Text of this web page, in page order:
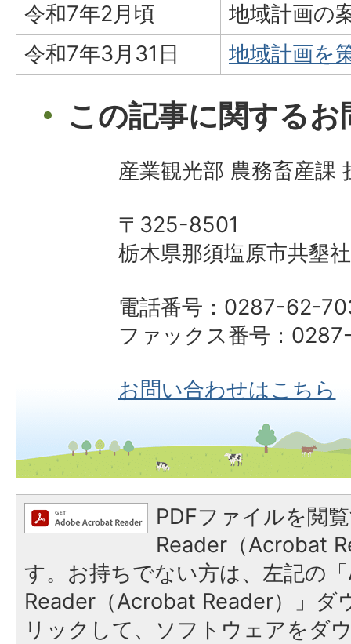
令和7年2月頃
地域計画の
令和7年3月31日
地域計画を
この記事に関する
産業観光部 農務畜産課
〒325-8501
栃木県那須塩原市共墾
電話番号：0287-62-
ファックス番号：
お問い合わせはこちら
PDFファイルを閲
Reader（Acrobat
す。お持ちでない方は、左記の
Reader（Acrobat Reader）」ダ
リックして、ソフトウェアをダ